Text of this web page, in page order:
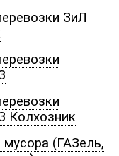
ЗиЛ
Колхозник
(ГАЗель,